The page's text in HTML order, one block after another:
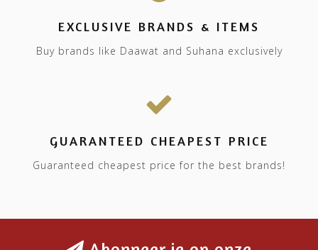
EXCLUSIVE BRANDS & ITEMS
Buy brands like Daawat and Suhana exclusively
GUARANTEED CHEAPEST PRICE
Guaranteed cheapest price for the best brands!